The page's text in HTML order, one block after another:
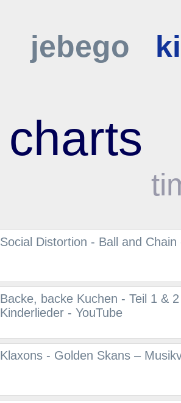
jebego
charts
Social Distortion - Ball and Chain
Backe, backe Kuchen - Teil 1 &
Kinderlieder - YouTube
Klaxons - Golden Skans –